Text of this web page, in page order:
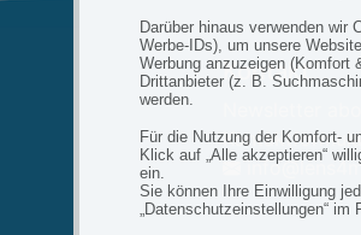
Darüber hinaus verwenden wir
Werbe-IDs), um unsere
Werbung anzuzeigen (Komfort
Drittanbieter (z. B.
werden.
Für die Nutzung der Komfort-
Klick auf „Alle akzeptieren“
ein.
Sie können Ihre Einwilligung
„Datenschutzeinstellungen“
Kontakt